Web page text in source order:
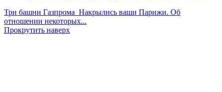
Три башни Газпрома Накрылись ваши Парижи. Об
отношении некоторых...
Прокрутить наверх